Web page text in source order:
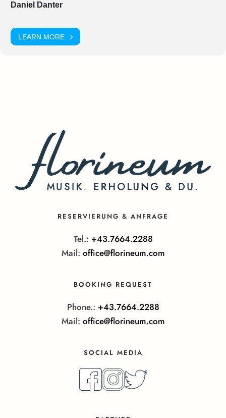
Daniel Danter
LEARN MORE
RESERVIERUNG & ANFRAGE
Tel.: +43.7664.2288
Mail: office@florineum.com
BOOKING REQUEST
Phone.: +43.7664.2288
Mail: office@florineum.com
SOCIAL MEDIA